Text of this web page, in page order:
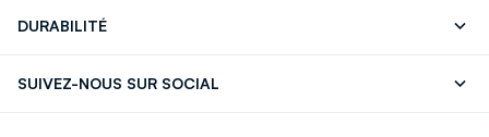
DURABILITÉ
SUIVEZ-NOUS SUR SOCIAL